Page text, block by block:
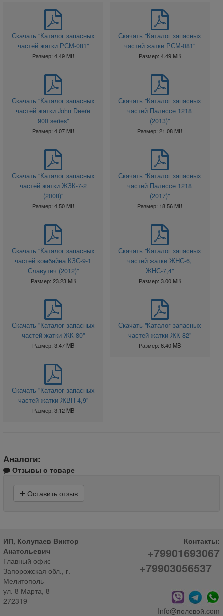
Скачать "Каталог запасных
частей жатки РСМ-081"
Размер: 4.49 MB
Скачать "Каталог запасных
частей жатки РСМ-081"
Размер: 4.49 MB
Скачать "Каталог запасных
частей жатки John Deere
900 series"
Размер: 4.07 MB
Скачать "Каталог запасных
частей Палессе 1218
(2013)"
Размер: 21.08 MB
Скачать "Каталог запасных
частей жатки ЖЗК-7-2
(2008)"
Размер: 4.50 MB
Скачать "Каталог запасных
частей Палессе 1218
(2017)"
Размер: 18.56 MB
Скачать "Каталог запасных
частей комбайна КЗС-9-1
Славутич (2012)"
Размер: 23.23 MB
Скачать "Каталог запасных
частей жатки ЖНС-6,
ЖНС-7,4"
Размер: 3.00 MB
Скачать "Каталог запасных
частей жатки ЖК-80"
Размер: 3.47 MB
Скачать "Каталог запасных
частей жатки ЖК-82"
Размер: 6.40 MB
Скачать "Каталог запасных
частей жатки ЖВП-4,9"
Размер: 3.12 MB
Аналоги:
Отзывы о товаре
Оставить отзыв
ИП, Колупаев Виктор
Анатольевич
Главный офис
Запорожская обл., г.
Мелитополь
ул. 8 Марта, 8
272319
Контакты:
+79901693067
+79903056537
Info@полевой.com